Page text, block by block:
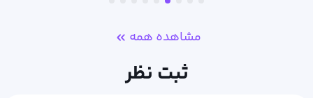
مشاهده همه
ثبت نظر